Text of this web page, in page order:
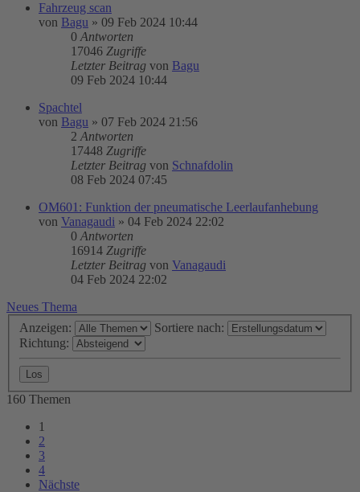
Fahrzeug scan
von Bagu » 09 Feb 2024 10:44
0 Antworten
17046 Zugriffe
Letzter Beitrag von Bagu
09 Feb 2024 10:44
Spachtel
von Bagu » 07 Feb 2024 21:56
2 Antworten
17448 Zugriffe
Letzter Beitrag von Schnafdolin
08 Feb 2024 07:45
OM601: Funktion der pneumatische Leerlaufanhebung
von Vanagaudi » 04 Feb 2024 22:02
0 Antworten
16914 Zugriffe
Letzter Beitrag von Vanagaudi
04 Feb 2024 22:02
Neues Thema
Anzeigen:
Sortiere nach:
Richtung:
160 Themen
1
2
3
4
Nächste